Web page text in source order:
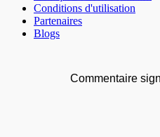
Conditions d'utilisation
Partenaires
Blogs
Commentaire